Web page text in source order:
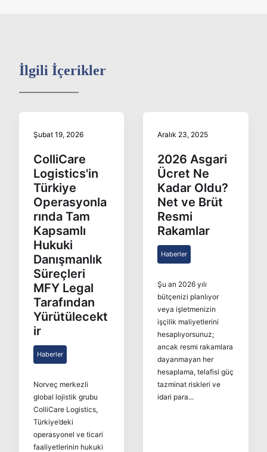
İlgili İçerikler
Şubat 19, 2026
ColliCare
Logistics'in
Türkiye
Operasyonla
rında Tam
Kapsamlı
Hukuki
Danışmanlık
Süreçleri
MFY Legal
Tarafından
Yürütülecekt
ir
Haberler
Norveç merkezli
global lojistik grubu
ColliCare Logistics,
Türkiye’deki
operasyonel ve ticari
faaliyetlerinin hukuki
Aralık 23, 2025
2026 Asgari
Ücret Ne
Kadar Oldu?
Net ve Brüt
Resmi
Rakamlar
Haberler
Şu an 2026 yılı
bütçenizi planlıyor
veya işletmenizin
işçilik maliyetlerini
hesaplıyorsunuz;
ancak resmi rakamlara
dayanmayan her
hesaplama, telafisi güç
tazminat riskleri ve
idari para...